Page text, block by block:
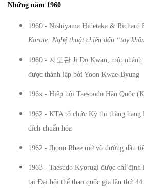
Những năm 1960
1960 - Nishiyama Hidetaka & Richard
Karate: Nghệ thuật chiến đấu “tay
1960 - 지도관 Ji Do Kwan, một nhánh
được thành lập bởi Yoon Kwae-Byung
196x - Hiệp hội Taesoodo Hàn Quốc
1962 - KTA tổ chức Kỳ thi thăng hạng
đích chuẩn hóa
1962 - Jhoon Rhee mở võ đường đầu
1963 - Taesudo Kyorugi được chỉ định
tại Đại hội thể thao quốc gia lần thứ 44